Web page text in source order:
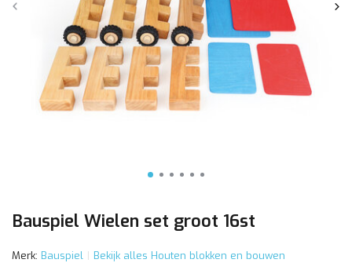
Bauspiel Wielen set groot 16st
Merk: Bauspiel Bekijk alles Houten blokken en bouwen